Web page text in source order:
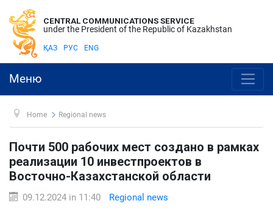
CENTRAL COMMUNICATIONS SERVICE
under the President of the Republic of Kazakhstan
ҚАЗ РУС ENG
Меню
Home Regional news
Почти 500 рабочих мест создано в рамках
реализации 10 инвестпроектов в
Восточно-Казахстанской области
09.12.2024 in 11:40 Regional news